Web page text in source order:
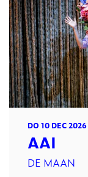
AAI
DE MAAN
DO 10 DEC 2026